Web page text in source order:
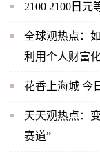
2100 2100日元
全球观热点：
利用个人财富
花香上海城 今
天天观热点：
赛道”